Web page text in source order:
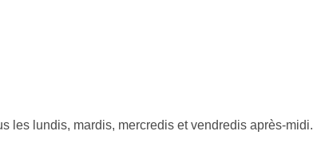
les lundis, mardis, mercredis et vendredis après-midi.